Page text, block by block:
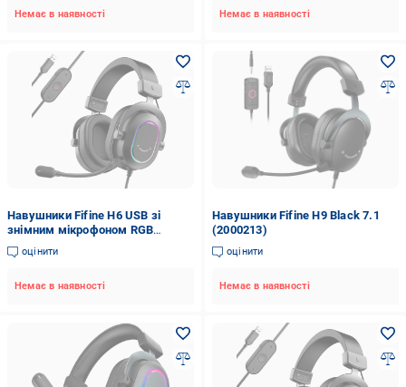
Немає в наявності
Black (25860502)
Немає в наявності
Навушники Fifine H6 USB зі
знімним мікрофоном RGB
підсвічуванням
оцінити
Немає в наявності
Навушники Fifine H9 Black 7.1
(2000213)
оцінити
Немає в наявності